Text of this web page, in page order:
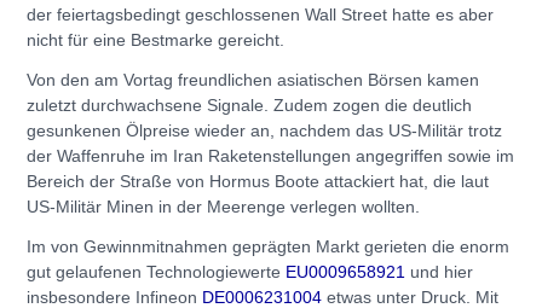
der feiertagsbedingt geschlossenen Wall Street hatte es aber
nicht für eine Bestmarke gereicht.
Von den am Vortag freundlichen asiatischen Börsen kamen
zuletzt durchwachsene Signale. Zudem zogen die deutlich
gesunkenen Ölpreise wieder an, nachdem das US-Militär trotz
der Waffenruhe im Iran Raketenstellungen angegriffen sowie im
Bereich der Straße von Hormus Boote attackiert hat, die laut
US-Militär Minen in der Meerenge verlegen wollten.
Im von Gewinnmitnahmen geprägten Markt gerieten die enorm
gut gelaufenen Technologiewerte EU0009658921 und hier
insbesondere Infineon DE0006231004 etwas unter Druck. Mit